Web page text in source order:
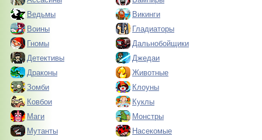
Ведьмы
Викинги
Воины
Гладиаторы
Гномы
Дальнобойщики
Детективы
Джедаи
Драконы
Животные
Зомби
Клоуны
Ковбои
Куклы
Маги
Монстры
Мутанты
Насекомые